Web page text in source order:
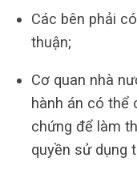
Các bên phải
thuận;
Cơ quan nhà
hành án có thể
chứng để làm
quyền sử dụng